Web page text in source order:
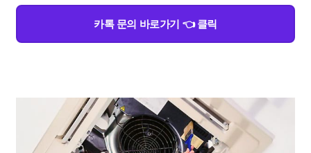
카톡 문의 바로가기 👈 클릭